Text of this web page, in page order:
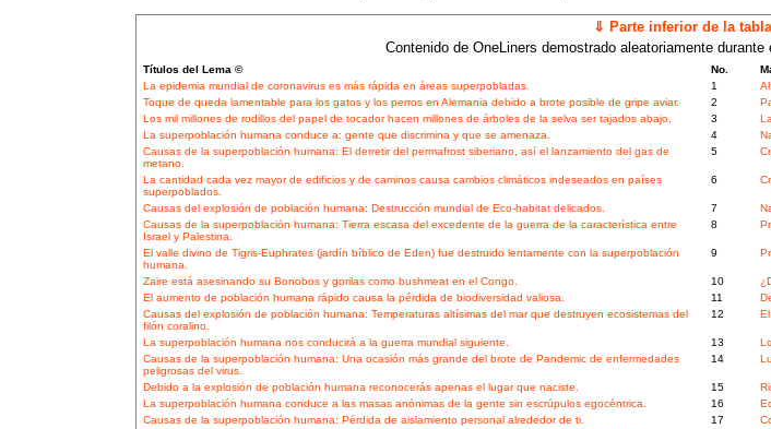
⇓ Parte inferior de la
Contenido de OneLiners demostrado aleatoriamente
Títulos del Lema © No.
La epidemia mundial de coronavirus es más rápida en áreas superpobladas.
1
Toque de queda lamentable para los gatos y los perros en Alemania debido a brote posible de gripe aviar.
2
Los mil millones de rodillos del papel de tocador hacen millones de árboles de la selva ser tajados abajo.
3
La superpoblación humana conduce a: gente que discrimina y que se amenaza.
4
Causas de la superpoblación humana: El derretir del permafrost siberiano, así el lanzamiento del gas de
metano.
5
La cantidad cada vez mayor de edificios y de caminos causa cambios climáticos indeseados en países
superpoblados.
6
Causas del explosión de población humana: Destrucción mundial de Eco-habitat delicados. 7
Causas de la superpoblación humana: Tierra escasa del excedente de la guerra de la característica entre
Israel y Palestina.
8
El valle divino de Tigris-Euphrates (jardín bíblico de Eden) fue destruido lentamente con la superpoblación
humana.
9
Zaire está asesinando su Bonobos y gorilas como bushmeat en el Congo. 10
El aumento de población humana rápido causa la pérdida de biodiversidad valiosa.
11
Causas del explosión de población humana: Temperaturas altísimas del mar que destruyen ecosistemas del
filón coralino.
12
La superpoblación humana nos conducirá a la guerra mundial siguiente. 13
Causas de la superpoblación humana: Una ocasión más grande del brote de Pandemic de enfermedades
peligrosas del virus.
14
Debido a la explosión de población humana reconocerás apenas el lugar que naciste. 15
La superpoblación humana conduce a las masas anónimas de la gente sin escrúpulos egocéntrica.
16
Causas de la superpoblación humana: Pérdida de aislamiento personal alrededor de ti.
17